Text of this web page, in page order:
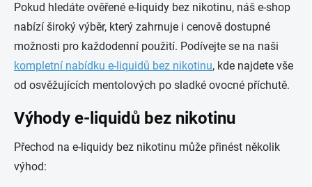
Pokud hledáte ověřené e-liquidy bez nikotinu, náš e-shop
nabízí široký výběr, který zahrnuje i cenově dostupné
možnosti pro každodenní použití. Podívejte se na naši
kompletní nabídku e-liquidů bez nikotinu, kde najdete vše
od osvěžujících mentolových po sladké ovocné příchutě.
Výhody e-liquidů bez nikotinu
Přechod na e-liquidy bez nikotinu může přinést několik
výhod: